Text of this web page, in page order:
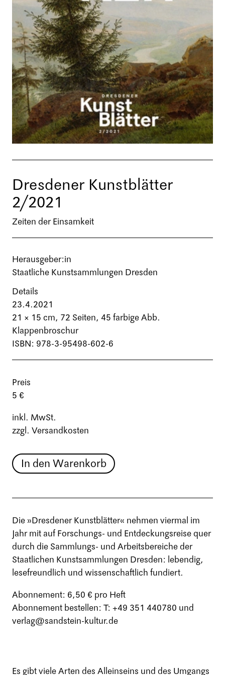
Dresdener Kunstblätter
2/2021
Zeiten der Einsamkeit
Herausgeber:in
Staatliche Kunstsammlungen Dresden
Details
23.4.2021
21 × 15 cm, 72 Seiten, 45 farbige Abb.
Klappenbroschur
ISBN: 978-3-95498-602-6
Preis
5 €
inkl. MwSt.
zzgl. Versandkosten
In den Warenkorb
Die »Dresdener Kunstblätter« nehmen viermal im
Jahr mit auf Forschungs- und Entdeckungsreise quer
durch die Sammlungs- und Arbeitsbereiche der
Staatlichen Kunstsammlungen Dresden: lebendig,
lesefreundlich und wissenschaftlich fundiert.
Abonnement: 6,50 € pro Heft
Abonnement bestellen: T: +49 351 440780 und
verlag@sandstein-kultur.de
Es gibt viele Arten des Alleinseins und des Umgangs